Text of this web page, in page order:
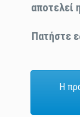
αποτελεί
Πατήστε
Η